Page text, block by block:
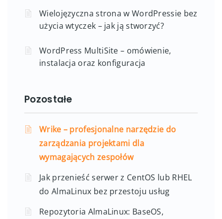
Wielojęzyczna strona w WordPressie bez
użycia wtyczek – jak ją stworzyć?
WordPress MultiSite – omówienie,
instalacja oraz konfiguracja
Pozostałe
Wrike – profesjonalne narzędzie do
zarządzania projektami dla
wymagających zespołów
Jak przenieść serwer z CentOS lub RHEL
do AlmaLinux bez przestoju usług
Repozytoria AlmaLinux: BaseOS,